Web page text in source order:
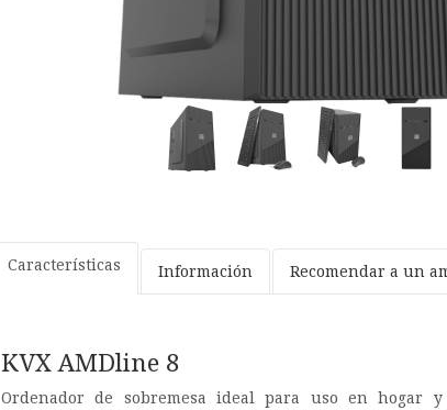
Características Información Recomendar a un
KVX AMDline 8
Ordenador de sobremesa ideal para uso en hogar y